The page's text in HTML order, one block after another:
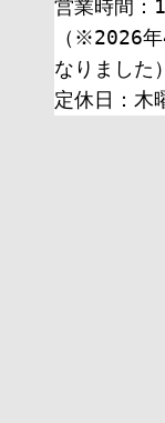
営業時間
（※2026
なりました）
定休日：木